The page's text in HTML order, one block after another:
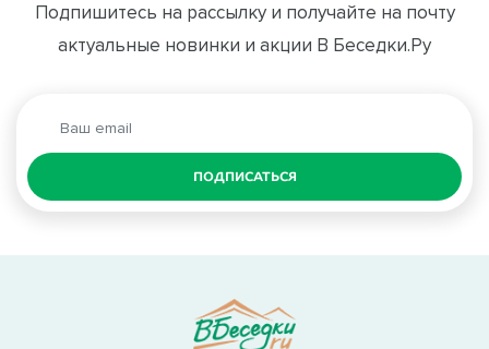
Подпишитесь на рассылку и получайте на почту
актуальные новинки и акции В Беседки.Ру
ПОДПИСАТЬСЯ